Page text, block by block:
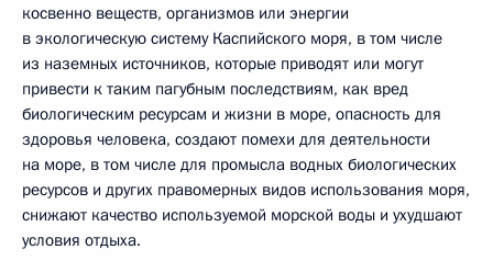
косвенно веществ, организмов или энергии
в экологическую систему Каспийского моря, в том числе
из наземных источников, которые приводят или могут
привести к таким пагубным последствиям, как вред
биологическим ресурсам и жизни в море, опасность для
здоровья человека, создают помехи для деятельности
на море, в том числе для промысла водных биологических
ресурсов и других правомерных видов использования моря,
снижают качество используемой морской воды и ухудшают
условия отдыха.